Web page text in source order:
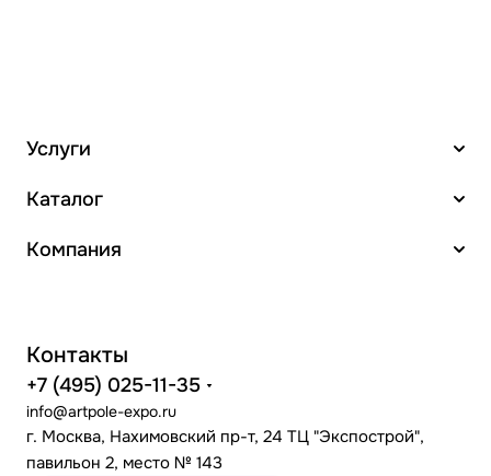
Услуги
Каталог
Компания
Контакты
+7 (495) 025-11-35
info@artpole-expo.ru
г. Москва, Нахимовский пр-т, 24 ТЦ "Экспострой",
павильон 2, место № 143